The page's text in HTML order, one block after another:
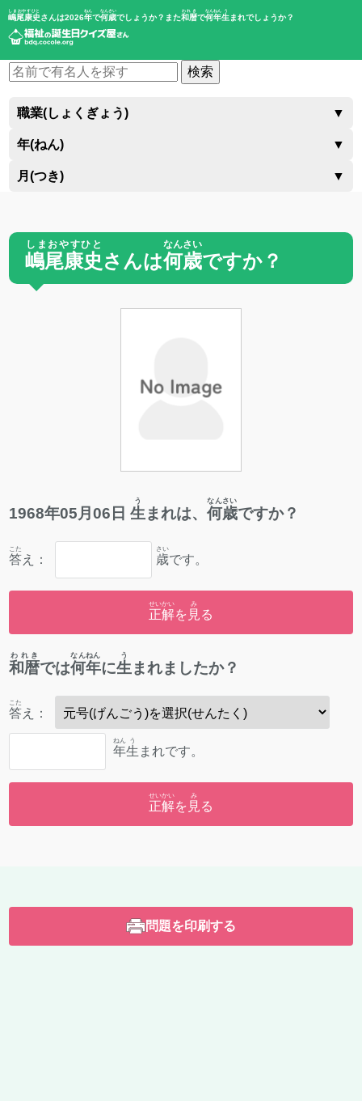
嶋尾康史
しまおやすひと
さんは2026年
ねん
で何歳
なんさい
でしょうか？また和暦
われき
で何年
なんねん
生
う
まれでしょうか？
検索
職業(しょくぎょう) ▼
年(ねん) ▼
月(つき) ▼
嶋尾康史
しまおやすひと
さんは何歳
なんさい
ですか？
1968年05月06 日 生
う
まれは、何歳
なんさい
ですか？
答
こた
え： 歳
さい
です。
正解
せいかい
を 見
み
る
和暦
われき
では何年
なんねん
に生
う
まれましたか？
答
こた
え：
年
ねん
生
う
まれです。
正解
せいかい
を 見
み
る
問題を印刷する